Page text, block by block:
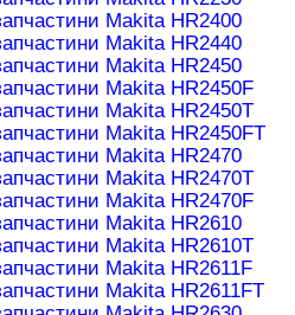
Makita HR2400
Makita HR2440
Makita HR2450
Makita HR2450F
Makita HR2450T
Makita HR2450FT
Makita HR2470
Makita HR2470T
Makita HR2470F
Makita HR2610
Makita HR2610T
Makita HR2611F
Makita HR2611FT